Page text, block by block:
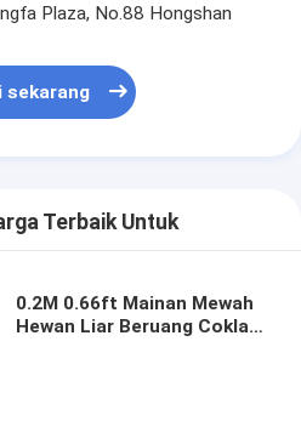
Plaza, No.88 Hongshan
sekarang
Terbaik Untuk
0.2M 0.66ft Mainan Mewah
Hewan Liar Beruang Coklat